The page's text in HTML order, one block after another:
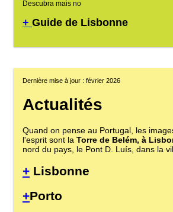
Descubra mais no
+ Guide de Lisbonne
Dernière mise à jour : février 2026
Actualités
Quand on pense au Portugal, les
l'esprit sont la Torre de Belém, à
nord du pays, le Pont D. Luís, dans la
+ Lisbonne
+Porto